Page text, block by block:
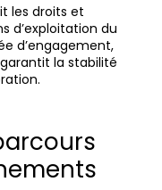
les droits et
d’exploitation du
d’engagement,
la stabilité